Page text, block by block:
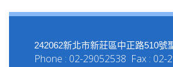
242062新北市新莊區中正路510號
Phone : 02-29052538 Fax : 02-